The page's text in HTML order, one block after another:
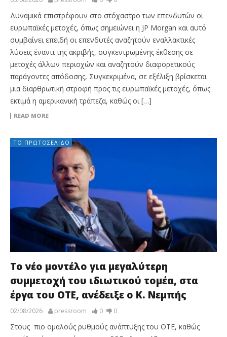
Δυναμικά επιστρέφουν στο στόχαστρο των επενδυτών οι
ευρωπαϊκές μετοχές, όπως σημειώνει η JP Morgan και αυτό
συμβαίνει επειδή οι επενδυτές αναζητούν εναλλακτικές
λύσεις έναντι της ακριβής, συγκεντρωμένης έκθεσης σε
μετοχές άλλων περιοχών και αναζητούν διαφορετικούς
παράγοντες απόδοσης, Συγκεκριμένα, σε εξέλιξη βρίσκεται
μια διαρθρωτική στροφή προς τις ευρωπαϊκές μετοχές, όπως
εκτιμά η αμερικανική τράπεζα, καθώς οι […]
READ MORE
ΤΟ ΠΡΩΤΟΣΈΛΙΔΟ
Το νέο μοντέλο για μεγαλύτερη
συμμετοχή του ιδιωτικού τομέα, στα
έργα του ΟΤΕ, ανέδειξε ο Κ. Νεμπής
02/08/2026 pressroom 0 0
Στους πιο ομαλούς ρυθμούς ανάπτυξης του ΟΤΕ, καθώς